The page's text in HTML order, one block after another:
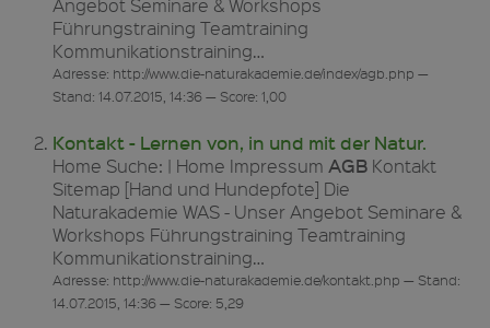
Führungstraining Teamtraining
Kommunikationstraining…
Adresse: http://www.die-naturakademie.de/index/agb.php —
Stand: 14.07.2015, 14:36 — Score: 1,00
Kontakt - Lernen von, in und mit der Natur.
Home Suche: | Home Impressum AGBKontakt
Sitemap [Hand und Hundepfote] Die
Naturakademie WAS - Unser Angebot Seminare &
Workshops Führungstraining Teamtraining
Kommunikationstraining…
Adresse: http://www.die-naturakademie.de/kontakt.php — Stand:
14.07.2015, 14:36 — Score: 5,29